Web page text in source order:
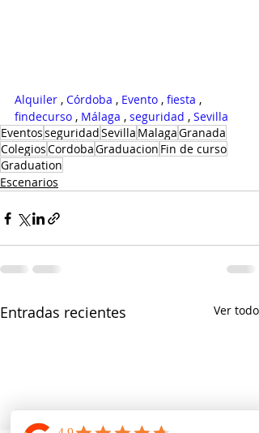
Alquiler , Córdoba , Evento , fiesta ,
findecurso , Málaga , seguridad , Sevilla
EventosseguridadSevilla MalagaGranada
ColegiosCordobaGraduacion Fin de curso
Graduation
Escenarios
Entradas recientes Ver todo